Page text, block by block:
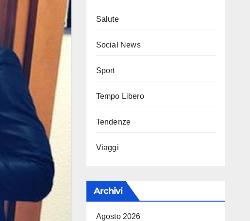
Salute
Social News
Sport
Tempo Libero
Tendenze
Viaggi
Archivi
Agosto 2026